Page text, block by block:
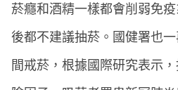
菸癮和酒精一樣都會削弱免
後都不建議抽菸。國健署也
間戒菸，根據國際研究表示